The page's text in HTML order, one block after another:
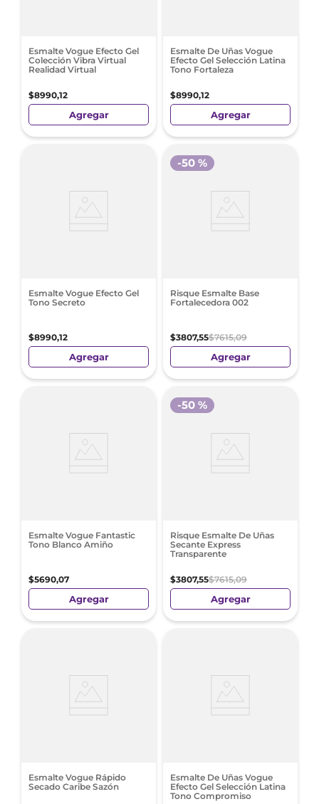
Esmalte Vogue Efecto Gel
Colección Vibra Virtual
Realidad Virtual
$8990,12
Agregar
Esmalte De Uñas Vogue
Efecto Gel Selección Latina
Tono Fortaleza
$8990,12
Agregar
Esmalte Vogue Efecto Gel
Tono Secreto
$8990,12
Agregar
Risque Esmalte Base
Fortalecedora 002
$3807,55$7615,09
-50 %
Agregar
Esmalte Vogue Fantastic
Tono Blanco Amiño
$5690,07
Agregar
Risque Esmalte De Uñas
Secante Express
Transparente
$3807,55$7615,09
-50 %
Agregar
Esmalte Vogue Rápido
Secado Caribe Sazón
Esmalte De Uñas Vogue
Efecto Gel Selección Latina
Tono Compromiso